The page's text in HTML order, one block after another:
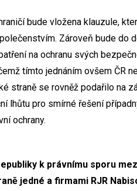
bude vložena klauzule,
Zároveň bude do
na ochranu svých
tímto jednáním ovšem ČR
straně se rovněž podařilo na
lhůtu pro smírné řešení
ochrany.
k právnímu sporu
jedné a firmami RJR